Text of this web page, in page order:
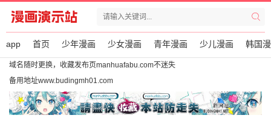
app 首页 少年漫画 少女漫画 青年漫画 少儿漫画 韩国
域名随时更换，收藏发布页manhuafabu.com不迷失
备用地址www.budingmh01.com